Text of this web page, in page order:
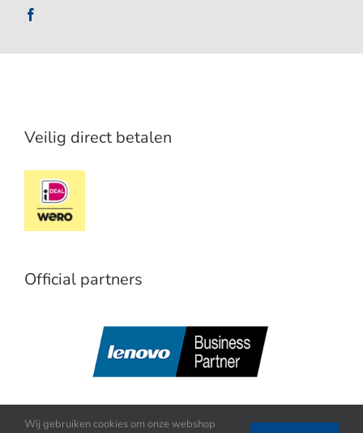
Veilig direct betalen
Official partners
Wij gebruiken cookies om onze webshop